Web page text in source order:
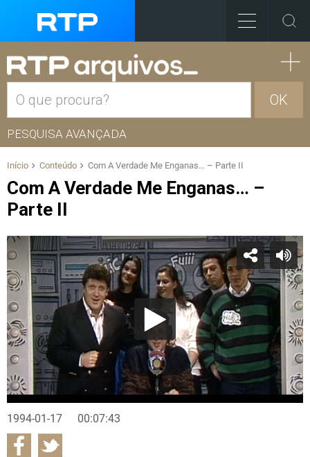
OK
PESQUISA AVANÇADA
Início Conteúdo Com A Verdade Me Enganas… – Parte II
Com A Verdade Me Enganas… –
Parte II
1994-01-17 00:07:43